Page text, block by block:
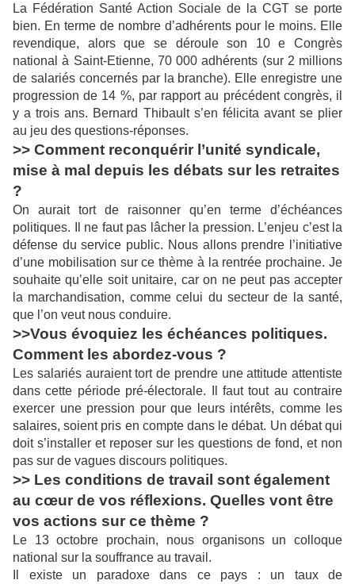
La Fédération Santé Action Sociale de la CGT se porte
bien. En terme de nombre d’adhérents pour le moins. Elle
revendique, alors que se déroule son 10 e Congrès
national à Saint-Etienne, 70 000 adhérents (sur 2 millions
de salariés concernés par la branche). Elle enregistre une
progression de 14 %, par rapport au précédent congrès, il
y a trois ans. Bernard Thibault s’en félicita avant se plier
au jeu des questions-réponses.
>> Comment reconquérir l’unité syndicale,
mise à mal depuis les débats sur les retraites
?
On aurait tort de raisonner qu’en terme d’échéances
politiques. Il ne faut pas lâcher la pression. L’enjeu c’est la
défense du service public. Nous allons prendre l’initiative
d’une mobilisation sur ce thème à la rentrée prochaine. Je
souhaite qu’elle soit unitaire, car on ne peut pas accepter
la marchandisation, comme celui du secteur de la santé,
que l’on veut nous conduire.
>>Vous évoquiez les échéances politiques.
Comment les abordez-vous ?
Les salariés auraient tort de prendre une attitude attentiste
dans cette période pré-électorale. Il faut tout au contraire
exercer une pression pour que leurs intérêts, comme les
salaires, soient pris en compte dans le débat. Un débat qui
doit s’installer et reposer sur les questions de fond, et non
pas sur de vagues discours politiques.
>> Les conditions de travail sont également
au cœur de vos réflexions. Quelles vont être
vos actions sur ce thème ?
Le 13 octobre prochain, nous organisons un colloque
national sur la souffrance au travail.
Il existe un paradoxe dans ce pays : un taux de